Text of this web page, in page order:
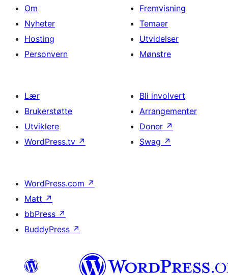
Om
Nyheter
Hosting
Personvern
Fremvisning
Temaer
Utvidelser
Mønstre
Lær
Brukerstøtte
Utviklere
WordPress.tv ↗
Bli involvert
Arrangementer
Doner ↗
Swag ↗
WordPress.com ↗
Matt ↗
bbPress ↗
BuddyPress ↗